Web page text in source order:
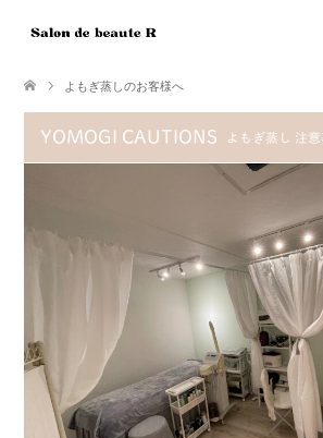
よもぎ蒸しのお客様へ
YOMOGI CAUTIONS よもぎ蒸し 注意